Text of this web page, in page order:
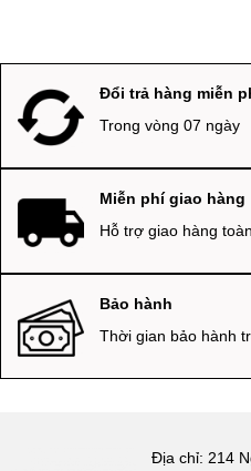
Đổi trả hàng miễn
Trong vòng 07 ngày
Miễn phí giao hàng
Hỗ trợ giao hàng
Bảo hành
Thời gian bảo hành
Địa chỉ: 214